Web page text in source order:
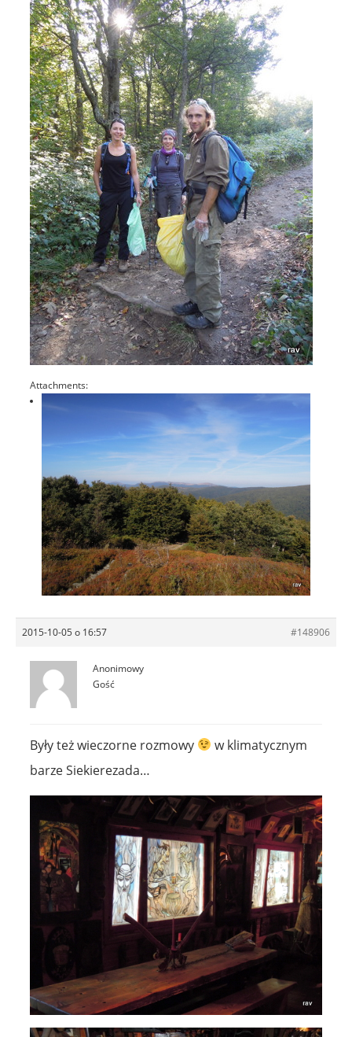
Attachments:
2015-10-05 o 16:57 #148906
Anonimowy
Gość
Były też wieczorne rozmowy
w klimatycznym
barze Siekierezada…